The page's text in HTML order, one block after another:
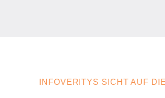
INFOVERITYS SICHT AUF